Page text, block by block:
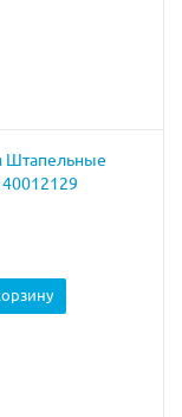
Штапельные